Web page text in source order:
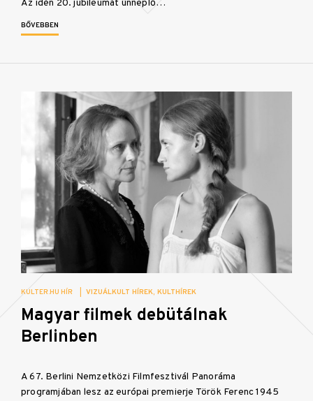
Az idén 20. jubileumát ünneplő…
BŐVEBBEN
KULTER.HU HÍR VIZUÁLKULT HÍREK KULTHÍREK
Magyar filmek debütálnak
Berlinben
A 67. Berlini Nemzetközi Filmfesztivál Panoráma
programjában lesz az európai premierje Török Ferenc 1945